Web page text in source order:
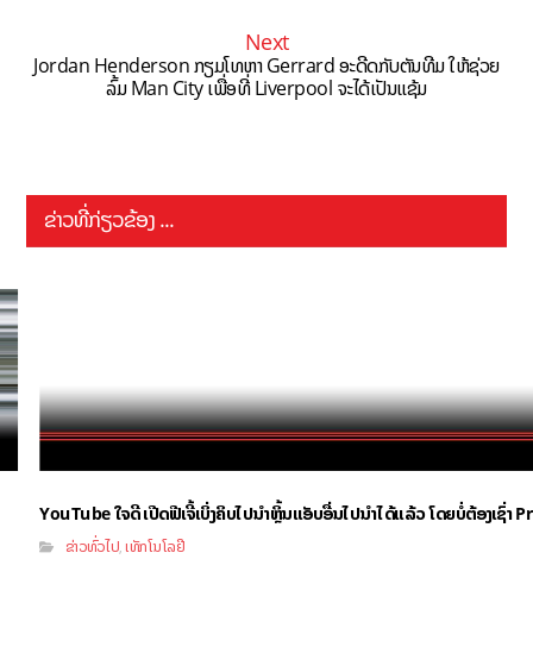
Next
Jordan Henderson ກຽມໂທຫາ Gerrard ອະດີດກັບຕັນທີມ ໃຫ້ຊ່ວຍ
ລົ້ມ Man City ເພື່ອທີ່ Liverpool ຈະໄດ້ເປັນແຊ້ມ
ຂ່າວທີ່ກ່ຽວຂ້ອງ ...
YouTube ໃຈດີ ເປີດຟີເຈີ້ເບິ່ງຄິບໄປນຳຫຼິ້ນແອັບອື່ນໄປນຳໄດ້ແລ້ວ ໂດຍບໍ່ຕ້ອງເຊົ່າ
ຂ່າວທົ່ວໄປ,ເທັກໂນໂລຢີ